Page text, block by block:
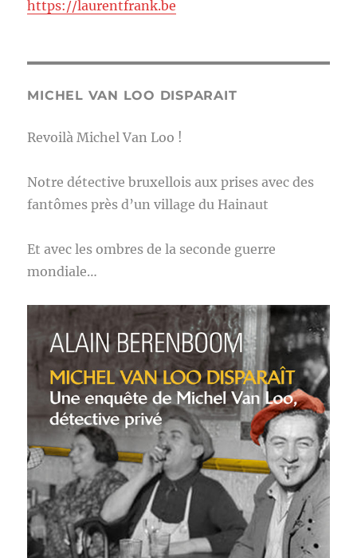
https://laurentfrank.be
MICHEL VAN LOO DISPARAIT
Revoilà Michel Van Loo !
Notre détective bruxellois aux prises avec des
fantômes près d’un village du Hainaut
Et avec les ombres de la seconde guerre
mondiale…